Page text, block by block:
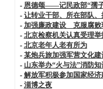
- 恩德颂——记民政部“孺
- 让转业干部、所在部队
- 加强廉政建设 克服腐败
- 北京检察机关认真受理举
- 北京老年人老有所为
- 某炮兵旅加强军营文化建
- 山东举办“火与法”消防知
- 解放军积极参加国家经
- 淄博之夜